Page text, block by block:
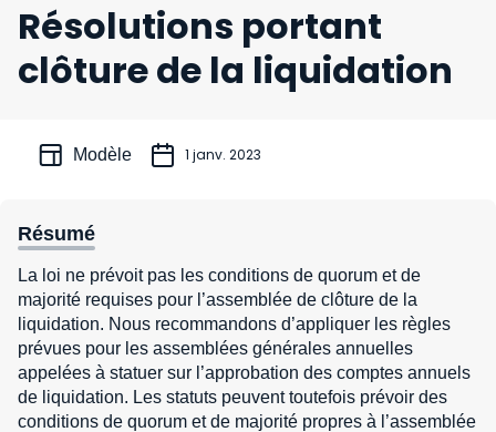
Résolutions portant
clôture de la liquidation
Modèle 1 janv. 2023
Résumé
La loi ne prévoit pas les conditions de quorum et de
majorité requises pour l’assemblée de clôture de la
liquidation. Nous recommandons d’appliquer les règles
prévues pour les assemblées générales annuelles
appelées à statuer sur l’approbation des comptes annuels
de liquidation. Les statuts peuvent toutefois prévoir des
conditions de quorum et de majorité propres à l’assemblée